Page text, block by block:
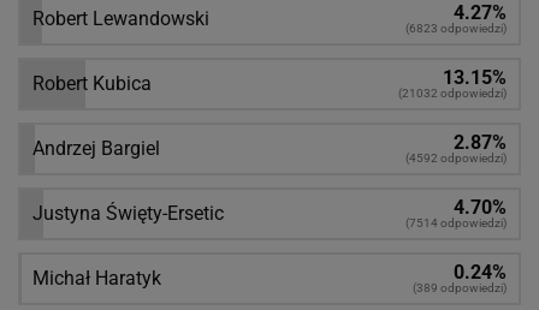
Robert Lewandowski 4.27%
(6823 odpowiedzi)
Robert Kubica 13.15%
(21032 odpowiedzi)
Andrzej Bargiel 2.87%
(4592 odpowiedzi)
Justyna Święty-Ersetic 4.70%
(7514 odpowiedzi)
Michał Haratyk 0.24%
(389 odpowiedzi)